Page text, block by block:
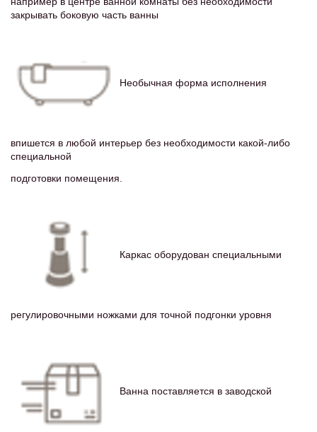
закрывать боковую часть ванны
Необычная форма исполнения
впишется в любой интерьер без необходимости какой-либо
специальной
подготовки помещения.
Каркас оборудован специальными
регулировочными ножками для точной подгонки уровня
Ванна поставляется в заводской